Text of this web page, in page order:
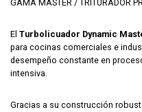
GAMA MASTER / TRITURADOR
El Turbolicuador Dynamic
para cocinas comerciales e
desempeño constante en
intensiva.
Gracias a su construcción